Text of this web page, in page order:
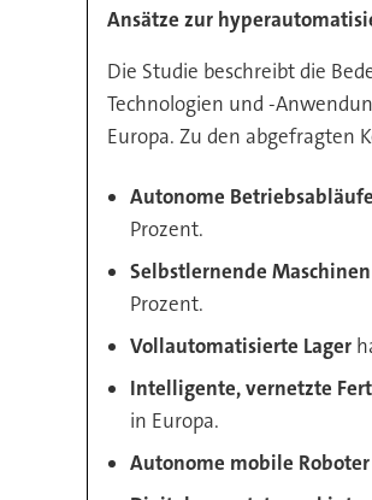
Ansätze zur
Die Studie beschreibt die
Technologien und -
Europa. Zu den abgefragten
Autonome
Prozent.
Selbstlernende
Prozent.
Vollautomatisierte Lager
Intelligente, vernetzte
in Europa.
Autonome mobile